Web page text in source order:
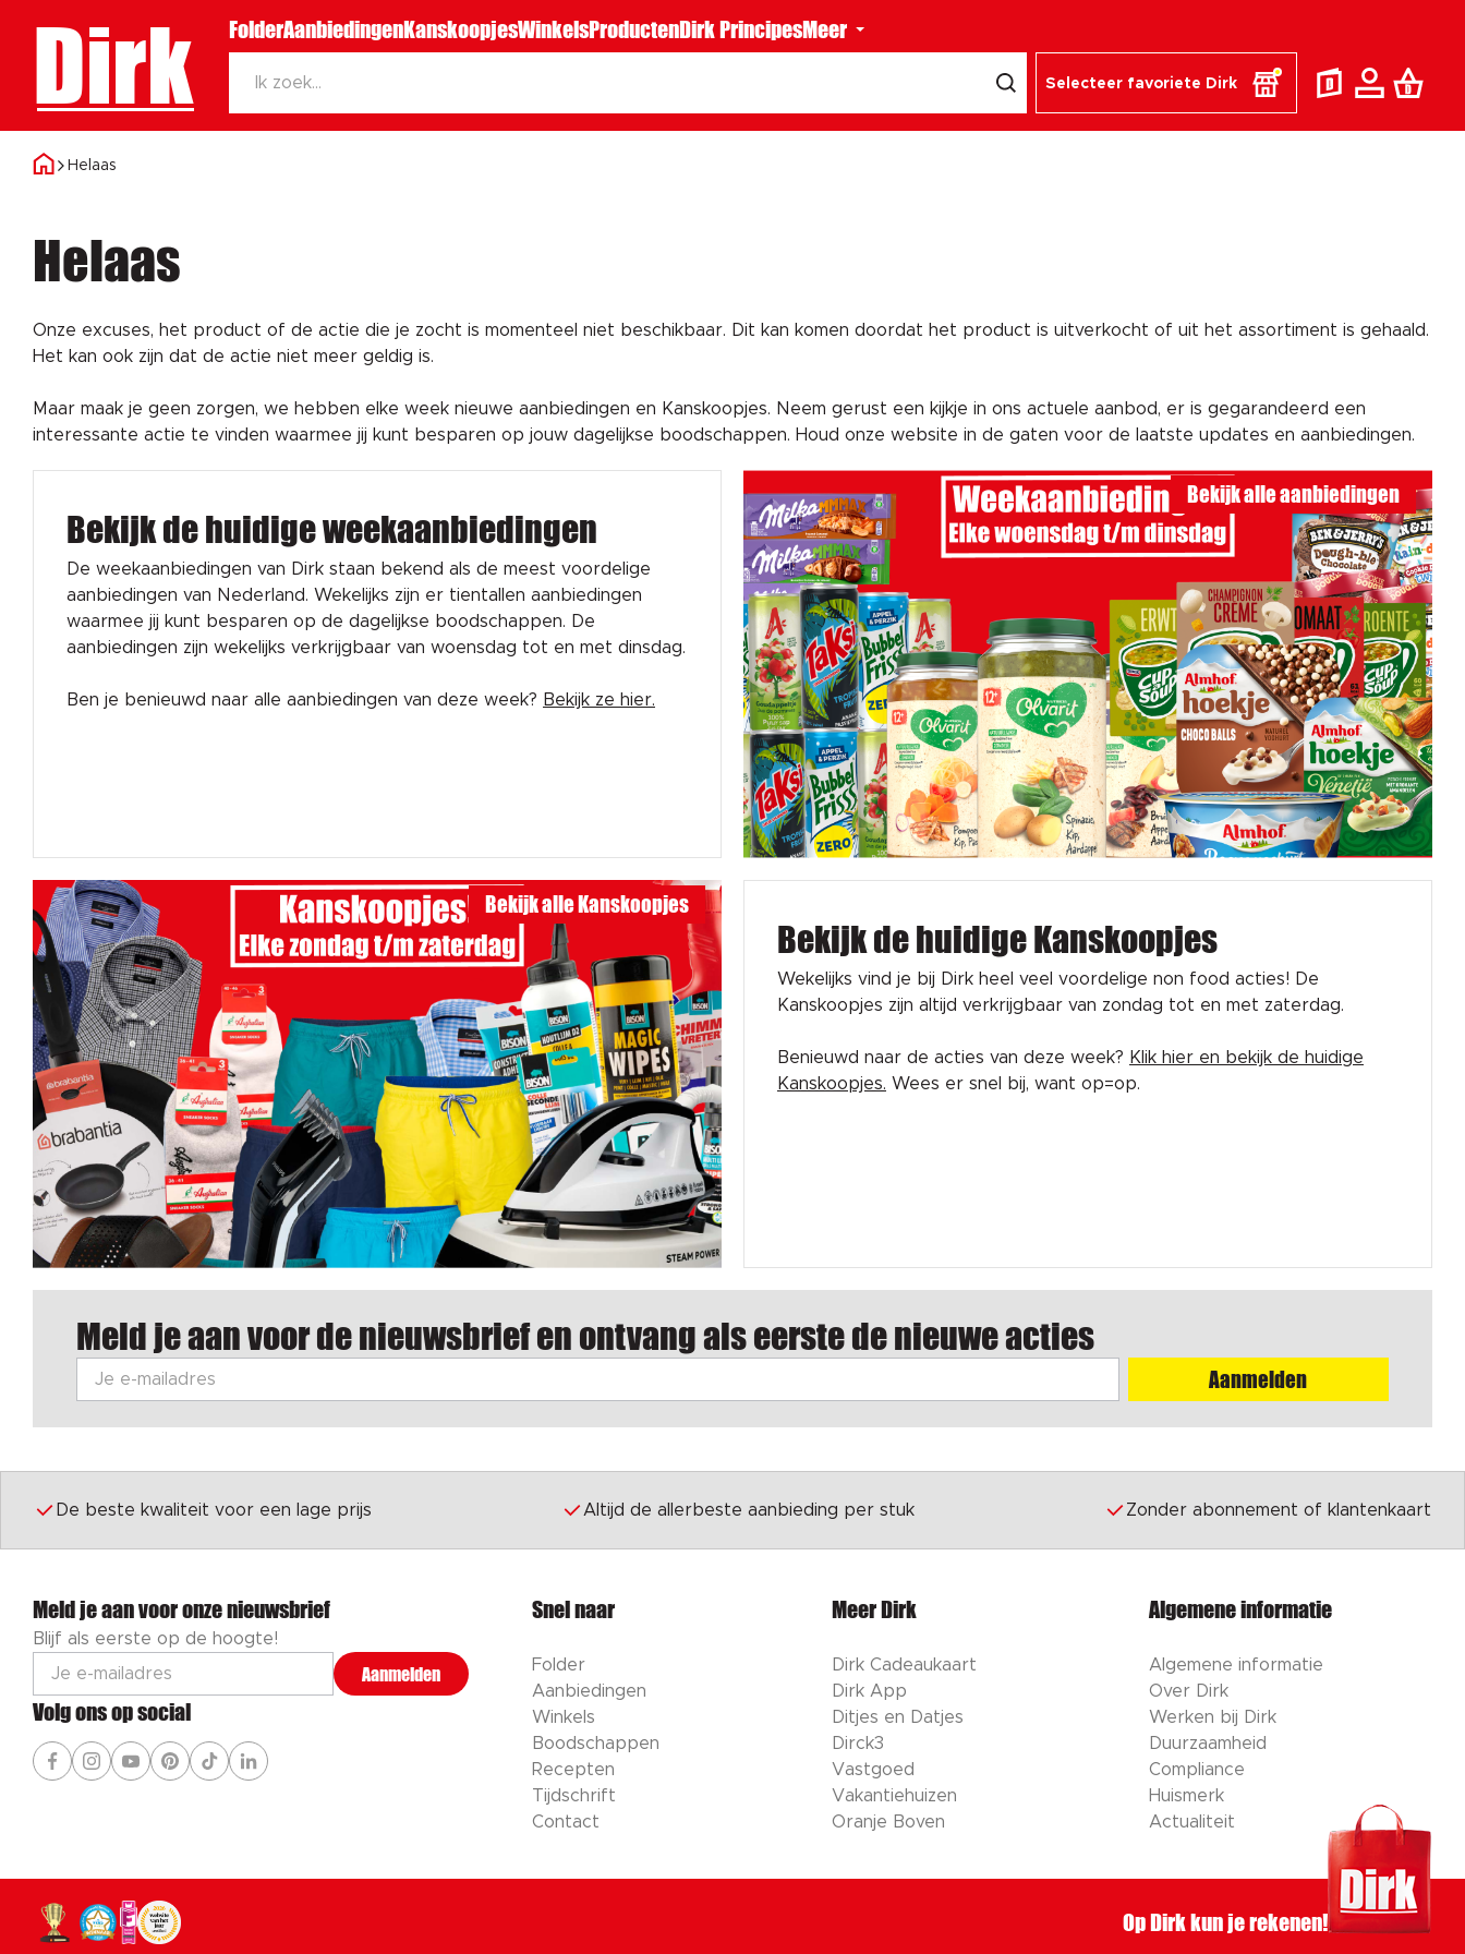
Dirk FolderAanbiedingenKanskoopjesWinkelsProductenDirk PrincipesMeer
Selecteer favoriete Dirk
Helaas
Helaas
Onze excuses, het product of de actie die je zocht is momenteel niet beschikbaar. Dit kan komen doordat het product is uitverkocht of uit het assortiment is gehaald.
Het kan ook zijn dat de actie niet meer geldig is.
Maar maak je geen zorgen, we hebben elke week nieuwe aanbiedingen en Kanskoopjes. Neem gerust een kijkje in ons actuele aanbod, er is gegarandeerd een
interessante actie te vinden waarmee jij kunt besparen op jouw dagelijkse boodschappen. Houd onze website in de gaten voor de laatste updates en aanbiedingen.
Bekijk de huidige weekaanbiedingen
De weekaanbiedingen van Dirk staan bekend als de meest voordelige
aanbiedingen van Nederland. Wekelijks zijn er tientallen aanbiedingen
waarmee jij kunt besparen op de dagelijkse boodschappen. De
aanbiedingen zijn wekelijks verkrijgbaar van woensdag tot en met dinsdag.
Ben je benieuwd naar alle aanbiedingen van deze week? Bekijk ze hier.
Bekijk alle aanbiedingen
Bekijk alle Kanskoopjes
Bekijk de huidige Kanskoopjes
Wekelijks vind je bij Dirk heel veel voordelige non food acties! De
Kanskoopjes zijn altijd verkrijgbaar van zondag tot en met zaterdag.
Benieuwd naar de acties van deze week? Klik hier en bekijk de huidige
Kanskoopjes. Wees er snel bij, want op=op.
Meld je aan voor de nieuwsbrief en ontvang als eerste de nieuwe acties
Aanmelden
De beste kwaliteit voor een lage prijs Altijd de allerbeste aanbieding per stuk Zonder abonnement of klantenkaart
Meld je aan voor onze nieuwsbrief
Blijf als eerste op de hoogte!
Aanmelden
Volg ons op social
Snel naar
Folder
Aanbiedingen
Winkels
Boodschappen
Recepten
Tijdschrift
Contact
Meer Dirk
Dirk Cadeaukaart
Dirk App
Ditjes en Datjes
Dirck3
Vastgoed
Vakantiehuizen
Oranje Boven
Algemene informatie
Algemene informatie
Over Dirk
Werken bij Dirk
Duurzaamheid
Compliance
Huismerk
Actualiteit
Op Dirk kun je rekenen!